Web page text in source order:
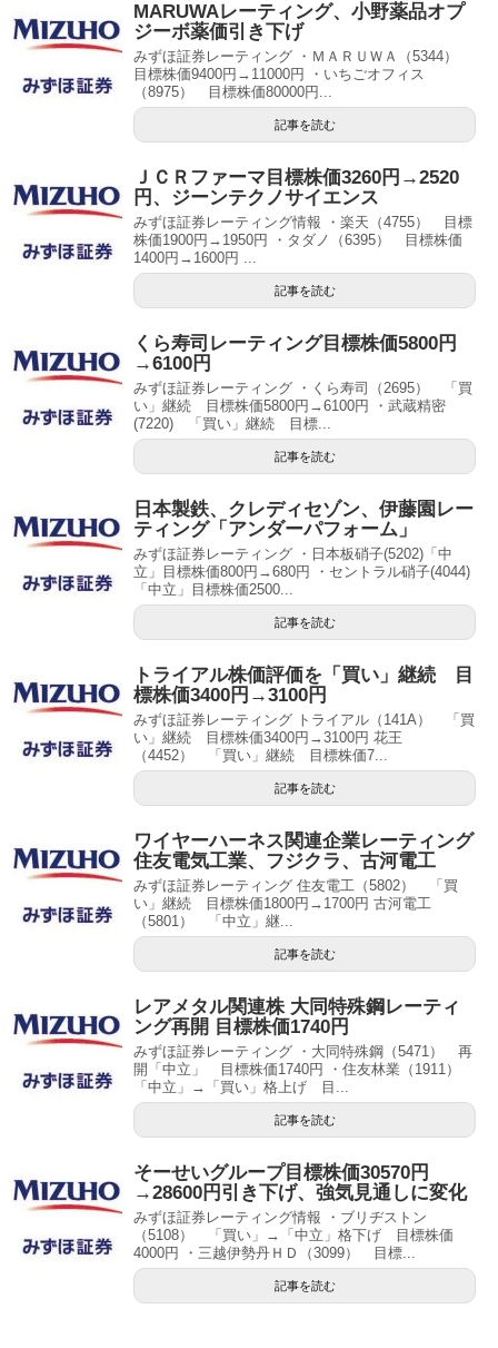
MARUWAレーティング、小野薬品オプ
ジーボ薬価引き下げ
みずほ証券レーティング ・ＭＡＲＵＷＡ（5344）
目標株価9400円→11000円 ・いちごオフィス
（8975） 目標株価80000円...
記事を読む
ＪＣＲファーマ目標株価3260円→2520
円、ジーンテクノサイエンス
みずほ証券レーティング情報 ・楽天（4755） 目標
株価1900円→1950円 ・タダノ（6395） 目標株価
1400円→1600円 ...
記事を読む
くら寿司レーティング目標株価5800円
→6100円
みずほ証券レーティング ・くら寿司（2695） 「買
い」継続 目標株価5800円→6100円 ・武蔵精密
(7220) 「買い」継続 目標...
記事を読む
日本製鉄、クレディセゾン、伊藤園レー
ティング「アンダーパフォーム」
みずほ証券レーティング ・日本板硝子(5202)「中
立」目標株価800円→680円 ・セントラル硝子(4044)
「中立」目標株価2500...
記事を読む
トライアル株価評価を「買い」継続 目
標株価3400円→3100円
みずほ証券レーティング トライアル（141A） 「買
い」継続 目標株価3400円→3100円 花王
（4452） 「買い」継続 目標株価7...
記事を読む
ワイヤーハーネス関連企業レーティング
住友電気工業、フジクラ、古河電工
みずほ証券レーティング 住友電工（5802） 「買
い」継続 目標株価1800円→1700円 古河電工
（5801） 「中立」継...
記事を読む
レアメタル関連株 大同特殊鋼レーティ
ング再開 目標株価1740円
みずほ証券レーティング ・大同特殊鋼（5471） 再
開「中立」 目標株価1740円 ・住友林業（1911）
「中立」→「買い」格上げ 目...
記事を読む
そーせいグループ目標株価30570円
→28600円引き下げ、強気見通しに変化
みずほ証券レーティング情報 ・ブリヂストン
（5108） 「買い」→「中立」格下げ 目標株価
4000円 ・三越伊勢丹ＨＤ（3099） 目標...
記事を読む